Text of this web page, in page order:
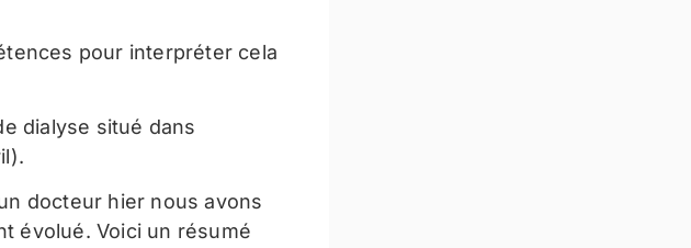
pour interpréter cela
dialyse situé dans
docteur hier nous avons
évolué. Voici un résumé